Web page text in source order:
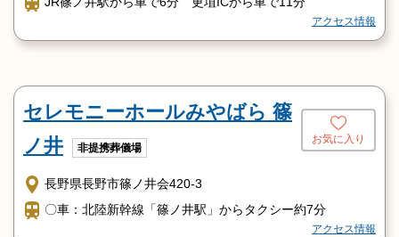
アクセス情報
セレモニーホールみやばら 篠
ノ井
非提携葬儀場
お気に入り
長野県長野市篠ノ井会420-3
〇車：北陸新幹線「篠ノ井駅」からタクシー約7分
アクセス情報